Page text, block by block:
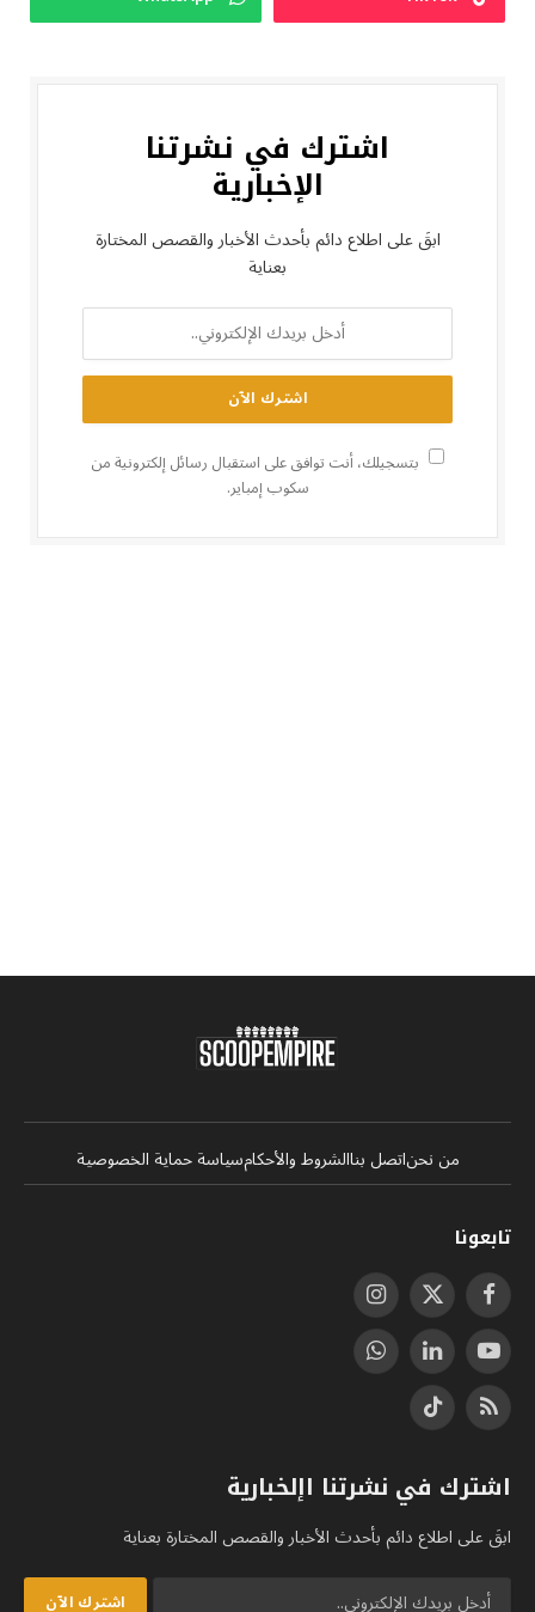
اشترك في نشرتنا
الإخبارية
ابقَ على اطلاع دائم بأحدث الأخبار والقصص المختارة
بعناية
بتسجيلك، أنت توافق على استقبال رسائل إلكترونية من
سكوب إمباير.
من نحناتصل بناالشروط والأحكامسياسة حماية الخصوصية
تابعونا
فيسبوكX
(Twitter)
الانستغرام
يوتيوب لينكدإنواتساب
RSS
تيكتوك
اشترك في نشرتنا اإلخبارية
ابقَ على اطلاع دائم بأحدث الأخبار والقصص المختارة بعناية